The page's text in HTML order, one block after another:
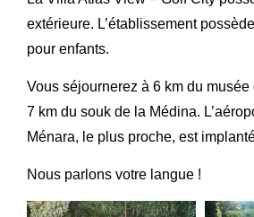
extérieure. L’établissement
pour enfants.
Vous séjournerez à 6 km du musée
7 km du souk de la Médina.
Ménara, le plus proche, est
Nous parlons votre langue !